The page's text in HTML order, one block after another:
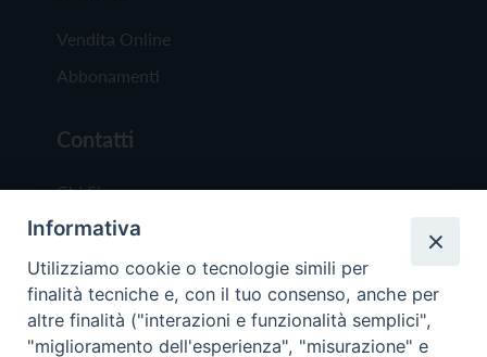
Vendita Online
Abbonamenti
Contatti
Chi Siamo
Redazione
Scrivici
Informativa
Utilizziamo cookie o tecnologie simili per
finalità tecniche e, con il tuo consenso, anche per
altre finalità ("interazioni e funzionalità semplici",
"miglioramento dell'esperienza", "misurazione" e